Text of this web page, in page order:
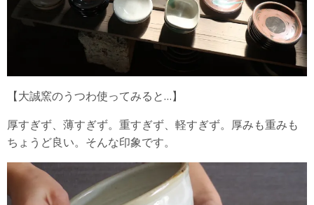
【大誠窯のうつわ使ってみると…】
厚すぎず、薄すぎず。重すぎず、軽すぎず。厚みも重みも
ちょうど良い。そんな印象です。